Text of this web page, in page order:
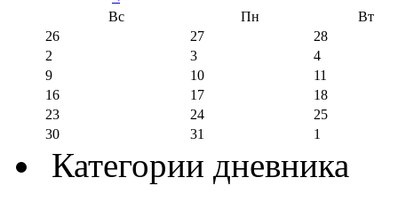
Вс
Пн
Вт
26
27
28
2
3
4
9
10
11
16
17
18
23
24
25
30
31 1
Категории дневника